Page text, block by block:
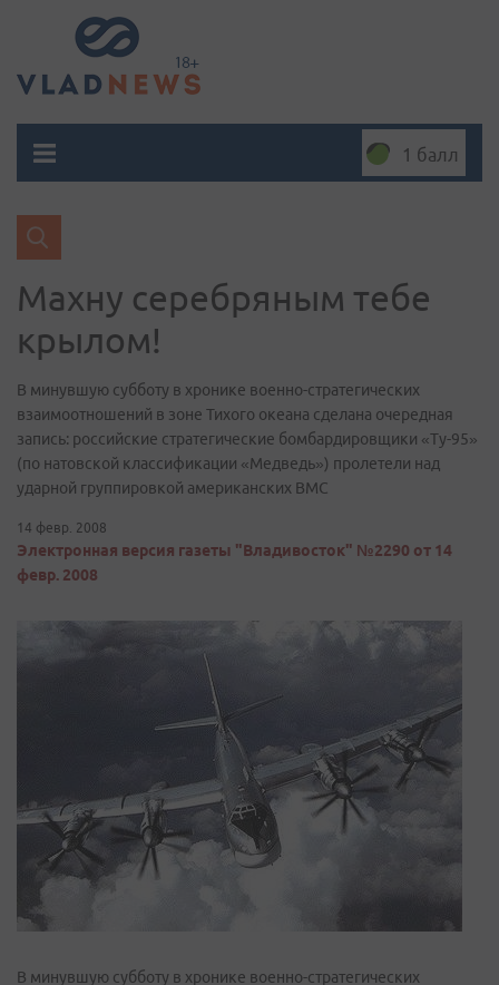
1 балл
Махну серебряным тебе
крылом!
В минувшую субботу в хронике военно-стратегических
взаимоотношений в зоне Тихого океана сделана очередная
запись: российские стратегические бомбардировщики «Ту-95»
(по натовской классификации «Медведь») пролетели над
ударной группировкой американских ВМС
14 февр. 2008
Электронная версия газеты "Владивосток" №2290 от 14
февр. 2008
В минувшую субботу в хронике военно-стратегических